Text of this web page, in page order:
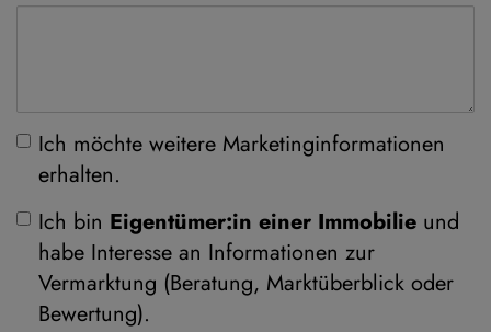
Ich möchte weitere Marketinginformationen
erhalten.
Ich bin Eigentümer:in einer Immobilie und
habe Interesse an Informationen zur
Vermarktung (Beratung, Marktüberblick oder
Bewertung).